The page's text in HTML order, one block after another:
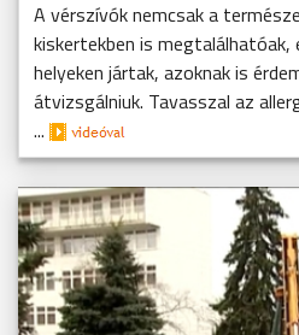
A vérszívók nemcsak a
kiskertekben is megtalálhatóak,
helyeken jártak, azoknak is
átvizsgálniuk. Tavasszal az
...